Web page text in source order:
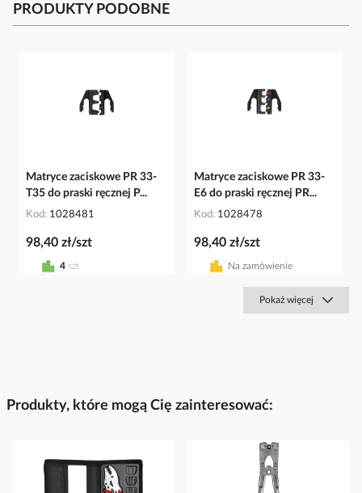
PRODUKTY PODOBNE
Matryce zaciskowe PR 33-
T35 do praski ręcznej P...
Kod 1028481
98,40 zł/szt
4 szt
Matryce zaciskowe PR 33-
E6 do praski ręcznej PR...
Kod 1028478
98,40 zł/szt
Na zamówienie
Pokaż więcej
Produkty, które mogą Cię zainteresować: